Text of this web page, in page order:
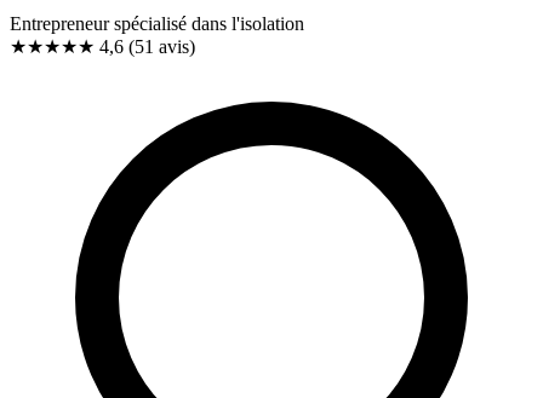
Entrepreneur spécialisé dans l'isolation
★★★★★ 4,6 (51 avis)